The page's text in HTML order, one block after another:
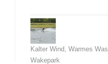
Kalter Wind, Warmes
Wakepark